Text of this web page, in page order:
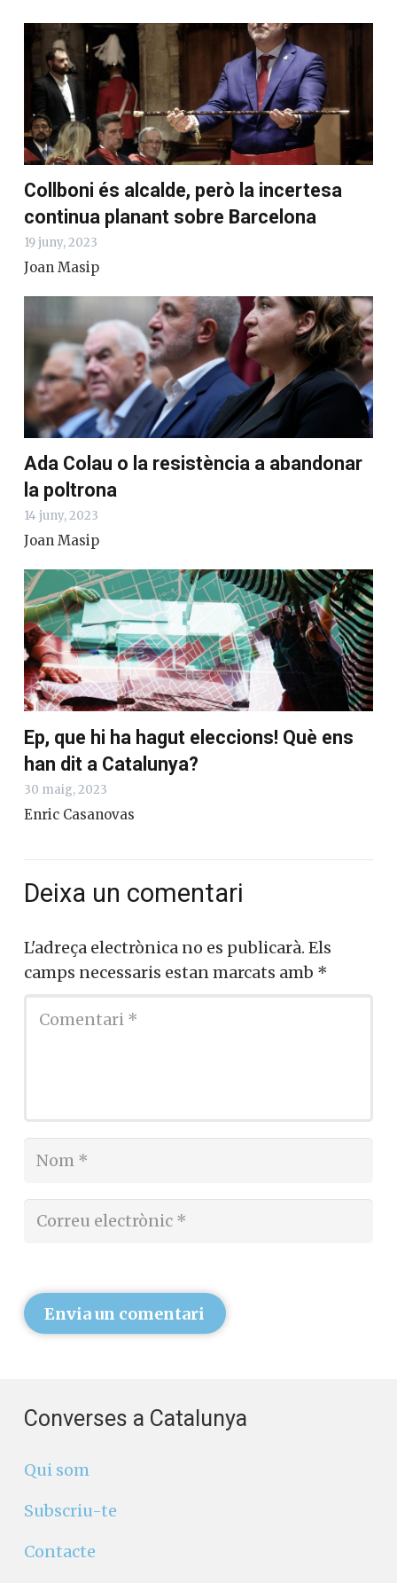
Collboni és alcalde, però la incertesa
continua planant sobre Barcelona
19 juny, 2023
Joan Masip
Ada Colau o la resistència a abandonar
la poltrona
14 juny, 2023
Joan Masip
Ep, que hi ha hagut eleccions! Què ens
han dit a Catalunya?
30 maig, 2023
Enric Casanovas
Deixa un comentari
L'adreça electrònica no es publicarà. Els
camps necessaris estan marcats amb *
Envia un comentari
Converses a Catalunya
Qui som
Subscriu-te
Contacte